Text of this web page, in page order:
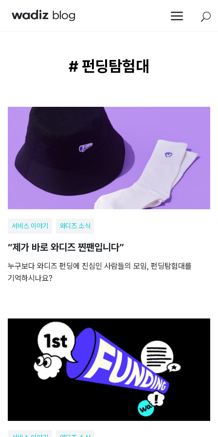
a U
# 펀딩탐험대
서비스 이야기 와디즈 소식
“제가 바로 와디즈 찐팬입니다”
누구보다 와디즈 펀딩에 진심인 사람들의 모임, 펀딩탐험대를
기억하시나요?